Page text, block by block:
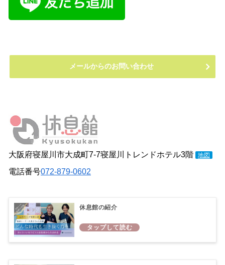
メールからのお問い合わせ
大阪府寝屋川市大成町7-7寝屋川トレンドホテル3階 地図
電話番号072-879-0602
休息館の紹介